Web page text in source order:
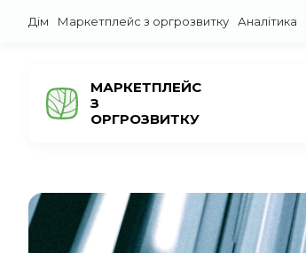
Дім Маркетплейс з оргрозвитку Аналітика
МАРКЕТПЛЕЙС
З
ОРГРОЗВИТКУ